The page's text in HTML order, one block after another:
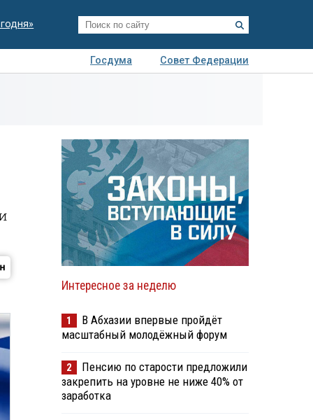
Госдума
Совет Федерации
Интересное за неделю
1
В Абхазии впервые пройдёт
масштабный молодёжный форум
2
Пенсию по старости предложили
закрепить на уровне не ниже 40% от
заработка